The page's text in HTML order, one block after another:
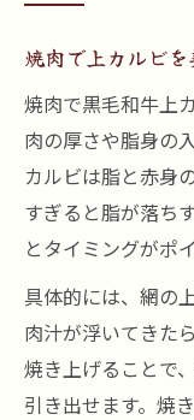
焼肉で上カルビ
焼肉で黒毛和牛上
肉の厚さや脂身の
カルビは脂と赤身
すぎると脂が落ち
とタイミングがポ
具体的には、網の
肉汁が浮いてきた
焼き上げることで
引き出せます。焼